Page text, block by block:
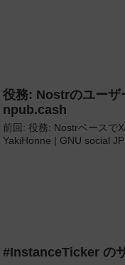
役務: Nostrのユーザ
npub.cash
前回: 役務: Nostrベースで
YakiHonne | GNU social
#InstanceTicker の